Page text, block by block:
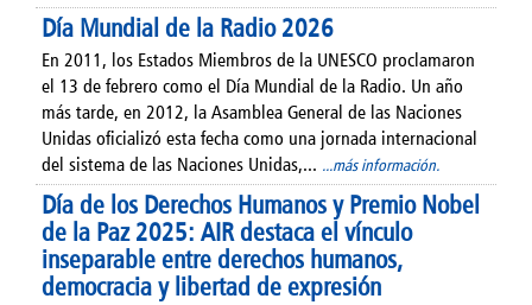
Día Mundial de la Radio 2026
En 2011, los Estados Miembros de la UNESCO proclamaron
el 13 de febrero como el Día Mundial de la Radio. Un año
más tarde, en 2012, la Asamblea General de las Naciones
Unidas oficializó esta fecha como una jornada internacional
del sistema de las Naciones Unidas,... ...más información.
Día de los Derechos Humanos y Premio Nobel
de la Paz 2025: AIR destaca el vínculo
inseparable entre derechos humanos,
democracia y libertad de expresión